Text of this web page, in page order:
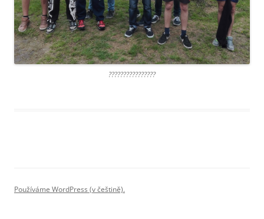
????????????????
Používáme WordPress (v češtině).